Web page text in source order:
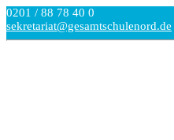
0201 / 88 78 40 0
sekretariat@gesamtschulenord.de